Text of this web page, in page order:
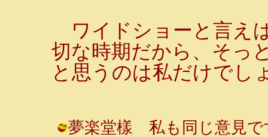
ワイドショーと言え
切な時期だから、そっ
と思うのは私だけでし
夢楽堂樣 私も同じ意見で